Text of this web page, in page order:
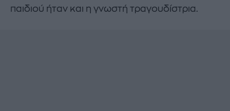
παιδιού ήταν και η γνωστή τραγουδίστρια.